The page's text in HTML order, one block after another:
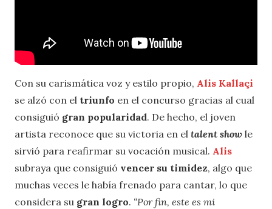
Con su carismática voz y estilo propio, Alis Kallaçi
se alzó con el triunfo en el concurso gracias al cual
consiguió gran popularidad. De hecho, el joven
artista reconoce que su victoria en el talent show le
sirvió para reafirmar su vocación musical. Alis
subraya que consiguió vencer su timidez, algo que
muchas veces le había frenado para cantar, lo que
considera su gran logro. “Por fin, este es mi